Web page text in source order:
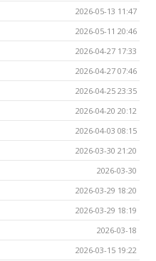
2026-05-13 11:47
2026-05-11 20:46
2026-04-27 17:33
2026-04-27 07:46
2026-04-25 23:35
2026-04-20 20:12
2026-04-03 08:15
2026-03-30 21:20
2026-03-30
2026-03-29 18:20
2026-03-29 18:19
2026-03-18
2026-03-15 19:22